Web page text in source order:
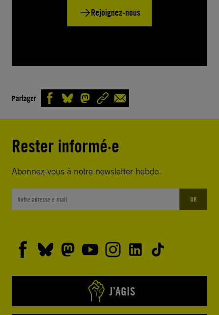
Rejoignez-nous
Partager
Rester informé·e
Abonnez-vous à notre newsletter hebdo.
OK
J’AGIS